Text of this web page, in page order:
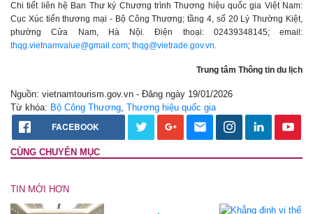
Chi tiết liên hệ Ban Thư ký Chương trình Thương hiệu quốc gia Việt Nam:
Cục Xúc tiến thương mại - Bộ Công Thương; tầng 4, số 20 Lý Thường Kiệt,
phường Cửa Nam, Hà Nội. Điện thoại: 02439348145; email:
thqg.vietnamvalue@gmail.com; thqg@vietrade.gov.vn.
Trung tâm Thông tin du lịch
Nguồn: vietnamtourism.gov.vn - Đăng ngày 19/01/2026
Từ khóa: Bộ Công Thương, Thương hiệu quốc gia
FACEBOOK
CÙNG CHUYÊN MỤC
TIN MỚI HƠN